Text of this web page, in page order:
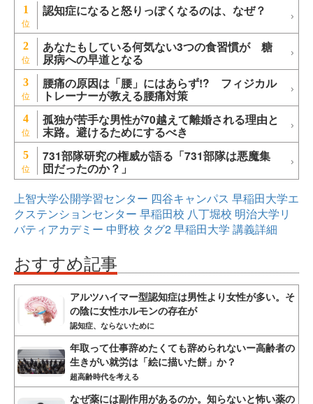
1 認知症になると怒りっぽくなるのは、なぜ？
2 あなたもしている何気ない3つの食習慣が 糖
尿病への早道となる
3 腰痛の原因は「腰」にはあらず!? フィジカル
トレーナーが教える腰痛対策
4 孤独が苦手な男性が70越えて離婚される理由と
末路。避けるためにするべき
5 731部隊研究の権威が語る「731部隊は悪魔集
団だったのか？」
上智大学公開学習センター 四谷キャンパス 早稲田大学エ
クステンションセンター 早稲田校 八丁堀校 明治大学リ
バティアカデミー 中野校 タグ2早稲田大学 講義詳細
おすすめ記事
アルツハイマー型認知症は男性より女性が多い。そ
の陰に女性ホルモンの存在が
認知症、ならないために
年取って仕事辞めたくても辞められないー高齢者の
生きがい就労は「絵に描いた餅」か？
超高齢時代を考える
なぜ薬には副作用があるのか。知らないと怖い薬の